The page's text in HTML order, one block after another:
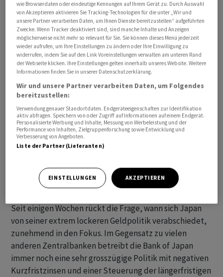
Schnelle und anhaltende Zinsanhebungen sind nach
Worten von Notenbank-Vizechef Shinichi Uchida nicht
zu erwarten. «Selbst wenn die Notenbank die
Negativzinspolitik beenden würde, ist kaum ein Weg
vorstellbar, in dem sie den Zinssatz dann weiterhin
rasch anheben würde», sagte Uchida am Donnerstag vor
Unternehmensvertretern in der japanischen Stadt Nara.
Auch bei einem Ende der aktuellen Negativzinspolitik
blieben die Finanzbedingungen locker, erklärte der
Notenbank-Vize. Zudem werde sich die anschliessende
Straffung voraussichtlich auf moderate Weise
und Euro nach, ebenso fielen die Kapitalmarktrenditen
in Japan zurück. Der Aktienmarkt reagierte positiv.
Seit einigen Wochen rückt die Frage, wann sich Japan
von seiner extrem lockeren Geldpolitik verabschiedet,
zunehmend in den Fokus. Im Gegensatz zu vielen
anderen Zentralbanken betreibt die Bank of Japan
immer noch eine sehr grosszügige Politik mit negativen
Kurzfristzinsen und einer Steuerung der längerfristigen
wie Browserdaten oder eindeutige Kennungen auf Ihrem Gerät zu. Durch Auswahl
von Akzeptieren aktivieren Sie Tracking-Technologien für die unter „Wir und
unsere Partner verarbeiten Daten, um Ihnen Dienste bereitzustellen“ aufgeführten
Zwecke. Wenn Tracker deaktiviert sind, sind manche Inhalte und Anzeigen
möglicherweise nicht mehr so relevant für Sie. Sie können dieses Menü jederzeit
wieder aufrufen, um Ihre Einstellungen zu ändern oder Ihre Einwilligung zu
widerrufen, indem Sie auf den Link Voreinstellungen verwalten am unteren Rand
der Webseite klicken. Ihre Einstellungen gelten innerhalb unseres Website. Weitere
Informationen finden Sie in unserer Datenschutzerklärung.
Wir und unsere Partner verarbeiten Daten, um Folgendes
bereitzustellen:
Verwendung genauer Standortdaten. Endgeräteeigenschaften zur Identifikation
aktiv abfragen. Speichern von oder Zugriff auf Informationen auf einem Endgerät.
Personalisierte Werbung und Inhalte, Messung von Werbeleistung und der
Performance von Inhalten, Zielgruppenforschung sowie Entwicklung und
Verbesserung von Angeboten.
Liste der Partner (Lieferanten)
EINSTELLUNGEN AKZEPTIEREN